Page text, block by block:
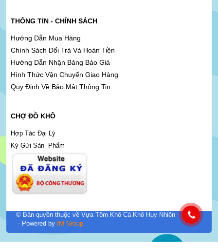
THÔNG TIN - CHÍNH SÁCH
Hướng Dẫn Mua Hàng
Chính Sách Đổi Trả Và Hoàn Tiền
Hướng Dẫn Nhận Bảng Báo Giá
Hình Thức Vận Chuyển Giao Hàng
Quy Định Về Bảo Mật Thông Tin
CHỢ ĐỒ KHÔ
Hợp Tác Đại Lý
Ký Gửi Sản Phẩm
© Bản quyền thuộc về Vựa Tôm Khô Cá Khô Huy Nhiên
- Powered by IM Group